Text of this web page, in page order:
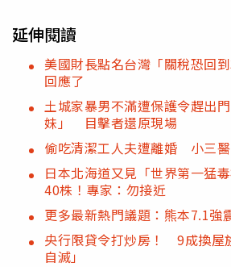
延伸閱讀
美國財長點名台灣「關稅恐回
回應了
土城家暴男不滿遭保護令趕出
妹」 目擊者還原現場
偷吃清潔工人夫遭離婚 小三
日本北海道又見「世界第一猛
40株！專家：勿接近
更多最新熱門議題：熊本7.1強
央行限貸令打炒房！ 9成換屋
自滅」